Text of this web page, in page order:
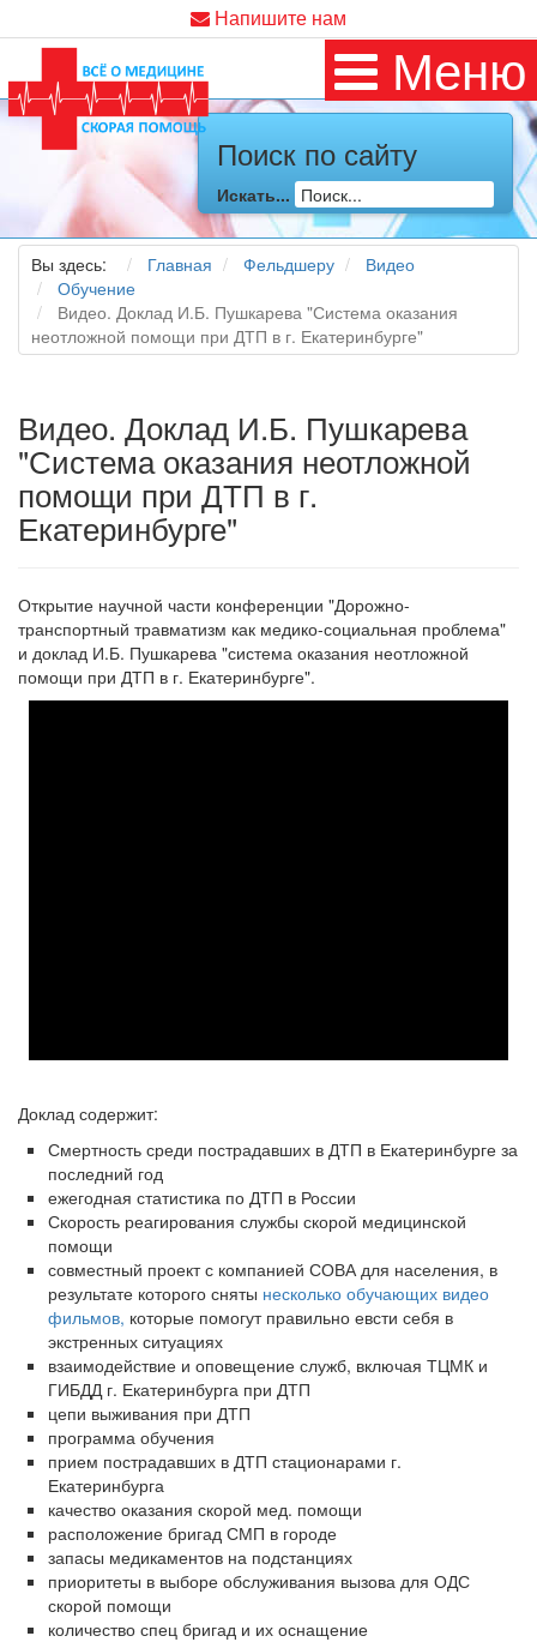
Напишите нам
Меню
Поиск по сайту
Искать...
Вы здесь: Главная Фельдшеру
Видео
Обучение
Видео. Доклад И.Б. Пушкарева "Система оказания
неотложной помощи при ДТП в г. Екатеринбурге"
Видео. Доклад И.Б. Пушкарева
"Система оказания неотложной
помощи при ДТП в г.
Екатеринбурге"
Открытие научной части конференции "Дорожно-
транспортный травматизм как медико-социальная проблема"
и доклад И.Б. Пушкарева "система оказания неотложной
помощи при ДТП в г. Екатеринбурге".
Доклад содержит:
Смертность среди пострадавших в ДТП в Екатеринбурге за
последний год
ежегодная статистика по ДТП в России
Скорость реагирования службы скорой медицинской
помощи
совместный проект с компанией СОВА для населения, в
результате которого сняты несколько обучающих видео
фильмов, которые помогут правильно евсти себя в
экстренных ситуациях
взаимодействие и оповещение служб, включая ТЦМК и
ГИБДД г. Екатеринбурга при ДТП
цепи выживания при ДТП
программа обучения
прием пострадавших в ДТП стационарами г.
Екатеринбурга
качество оказания скорой мед. помощи
расположение бригад СМП в городе
запасы медикаментов на подстанциях
приоритеты в выборе обслуживания вызова для ОДС
скорой помощи
количество спец бригад и их оснащение